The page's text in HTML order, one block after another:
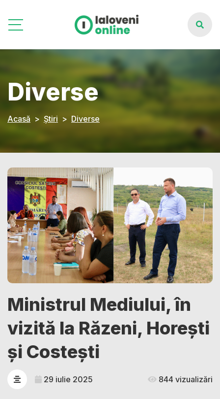
Diverse
Acasă Știri Diverse
Ministrul Mediului, în
vizită la Răzeni, Horești
și Costești
29 iulie 2025 844 vizualizări